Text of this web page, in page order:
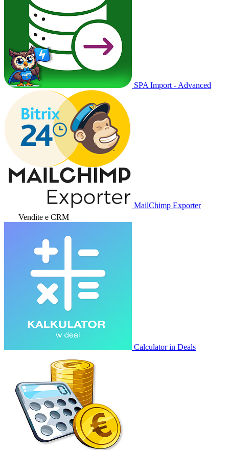
SPA Import - Advanced
MailChimp Exporter
Vendite e CRM
Calculator in Deals